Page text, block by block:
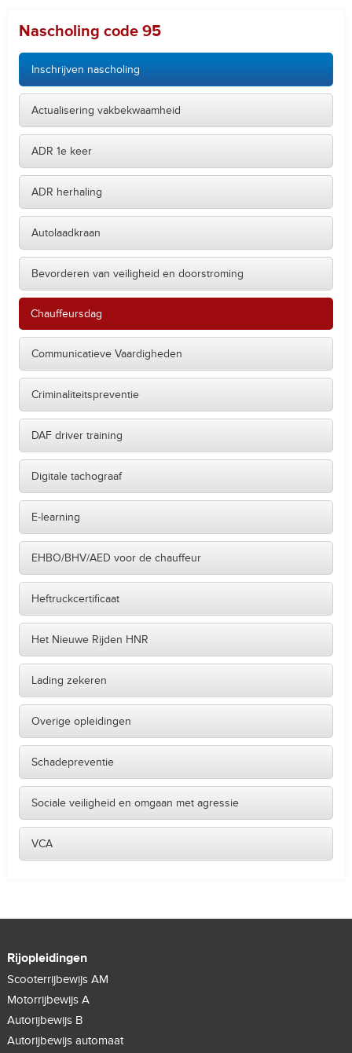
Nascholing code 95
Inschrijven nascholing
Actualisering vakbekwaamheid
ADR 1e keer
ADR herhaling
Autolaadkraan
Bevorderen van veiligheid en doorstroming
Chauffeursdag
Communicatieve Vaardigheden
Criminaliteitspreventie
DAF driver training
Digitale tachograaf
E-learning
EHBO/BHV/AED voor de chauffeur
Heftruckcertificaat
Het Nieuwe Rijden HNR
Lading zekeren
Overige opleidingen
Schadepreventie
Sociale veiligheid en omgaan met agressie
VCA
Rijopleidingen
Scooterrijbewijs AM
Motorrijbewijs A
Autorijbewijs B
Autorijbewijs automaat